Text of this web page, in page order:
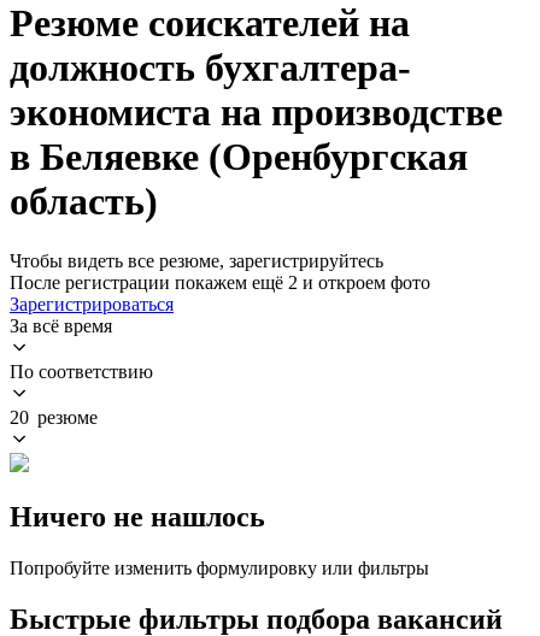
Резюме соискателей на
должность бухгалтера-
экономиста на производстве
в Беляевке (Оренбургская
область)
Чтобы видеть все резюме, зарегистрируйтесь
После регистрации покажем ещё 2 и откроем фото
Зарегистрироваться
За всё время
По соответствию
20 резюме
Ничего не нашлось
Попробуйте изменить формулировку или фильтры
Быстрые фильтры подбора вакансий